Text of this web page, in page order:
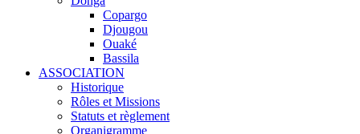
Copargo
Djougou
Ouaké
Bassila
ASSOCIATION
Historique
Rôles et Missions
Statuts et règlement
Organigramme